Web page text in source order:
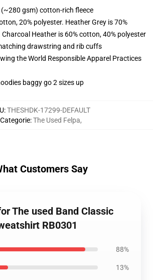
gsm) cotton-rich fleece
20% polyester. Heather Grey is 70%
Heather is 60% cotton, 40% polyester
drawstring and rib cuffs
the World Responsible Apparel Practices
baggy go 2 sizes up
:THESHDK-17299-DEFAULT
Categorie:The Used Felpa,
Customers Say
The used Band Classic
RB0301
88%
13%